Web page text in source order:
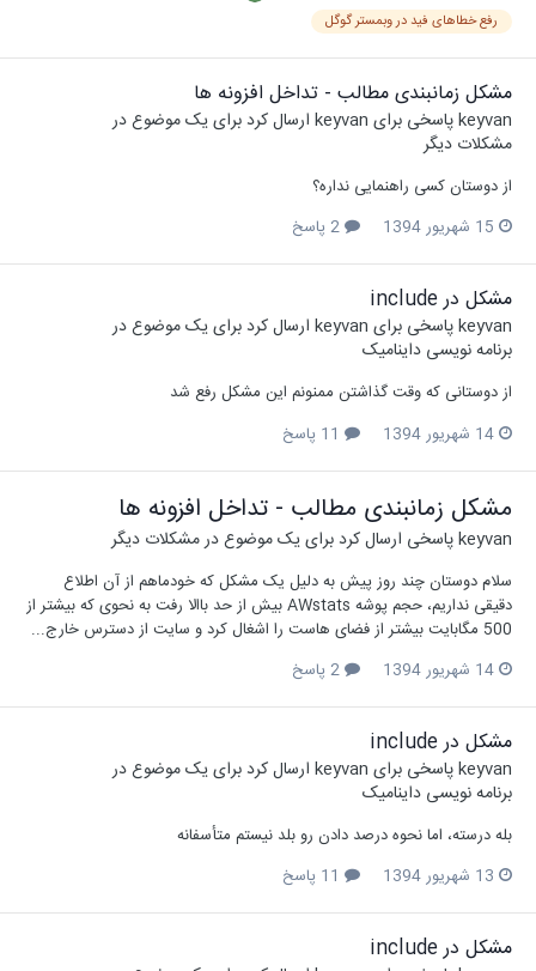
رفع خطاهای فید در وبمستر گوگل
مشکل زمانبندی مطالب - تداخل افزونه ها
keyvanپاسخی برای keyvan ارسال کرد برای یک موضوع در
مشکلات دیگر
از دوستان کسی راهنمایی نداره؟
15 شهریور 1394
مشکل در include
keyvanپاسخی برای keyvan ارسال کرد برای یک موضوع در
برنامه نویسی داینامیک
از دوستانی که وقت گذاشتن ممنونم این مشکل رفع شد
14 شهریور 1394
مشکل زمانبندی مطالب - تداخل افزونه ها
keyvanپاسخی ارسال کرد برای یک موضوع درمشکلات دیگر
سلام دوستان چند روز پیش به دلیل یک مشکل که خودماهم از آن اطلاع
دقیقی نداریم، حجم پوشه AWstats بیش از حد باالا رفت به نحوی که بیشتر از
500 مگابایت بیشتر از فضای هاست را اشغال کرد و سایت از دسترس خارج...
14 شهریور 1394
مشکل در include
keyvanپاسخی برای keyvan ارسال کرد برای یک موضوع در
برنامه نویسی داینامیک
بله درسته، اما نحوه درصد دادن رو بلد نیستم متأسفانه
13 شهریور 1394
مشکل در include